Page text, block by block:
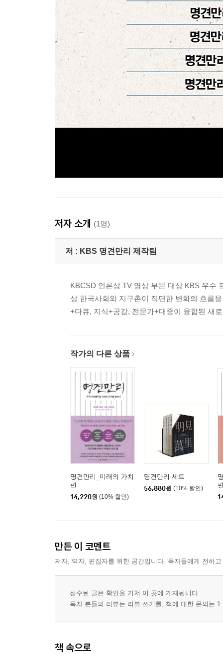
저자 소개 (1명)
저 : KBS 명견만리 제작팀
KBCSD 언론상 TV 영상 부문 대상 KBS 우수
상 한국사회와 지구촌이 직면한 변화의 흐름
+다큐, 지식+공감, 전문가+대중이 융합된 새
작가의 다른 상품
명견만리_미래의 가치
편
14,220원 (10% 할인)
명견만리 세트
56,880원 (10% 할인)
만든 이 코멘트
저자, 역자, 편집자를 위한 공간입니다. 독자들에게 전하
접수된 글은 확인을 거쳐 이 곳에 게재됩니다.
독자 분들의 리뷰는 리뷰 쓰기를, 책에 대한 문의는
책 속으로